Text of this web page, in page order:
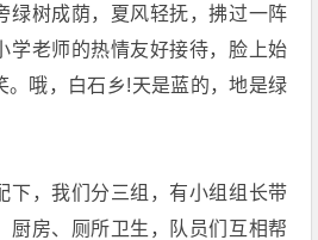
绿树成荫，夏风轻抚，拂过一阵
学老师的热情友好接待，脸上始
。哦，白石乡!天是蓝的，地是绿
，我们分三组，有小组组长带
厨房、厕所卫生，队员们互相帮